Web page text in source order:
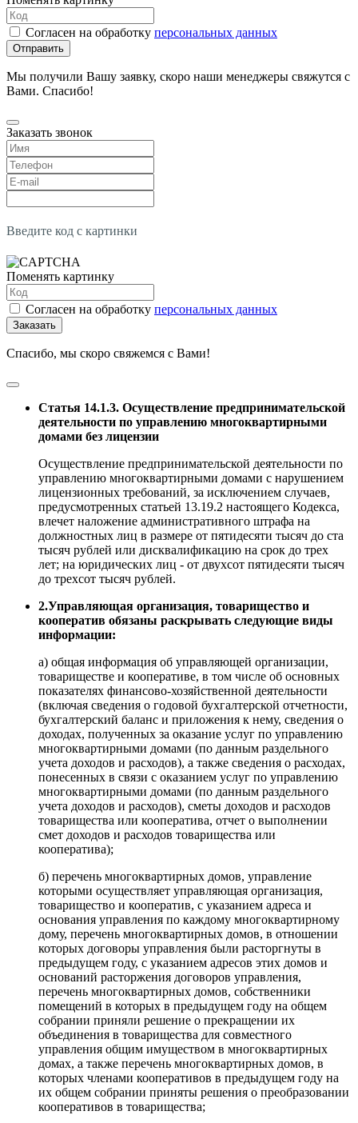
Согласен на обработку персональных данных
Отправить
Мы получили Вашу заявку, скоро наши менеджеры свяжутся с
Вами. Спасибо!
Заказать звонок
Введите код с картинки
Поменять картинку
Согласен на обработку персональных данных
Заказать
Спасибо, мы скоро свяжемся с Вами!
Статья 14.1.3. Осуществление предпринимательской
деятельности по управлению многоквартирными
домами без лицензии
Осуществление предпринимательской деятельности по
управлению многоквартирными домами с нарушением
лицензионных требований, за исключением случаев,
предусмотренных статьей 13.19.2 настоящего Кодекса,
влечет наложение административного штрафа на
должностных лиц в размере от пятидесяти тысяч до ста
тысяч рублей или дисквалификацию на срок до трех
лет; на юридических лиц - от двухсот пятидесяти тысяч
до трехсот тысяч рублей.
2.Управляющая организация, товарищество и
кооператив обязаны раскрывать следующие виды
информации:
а) общая информация об управляющей организации,
товариществе и кооперативе, в том числе об основных
показателях финансово-хозяйственной деятельности
(включая сведения о годовой бухгалтерской отчетности,
бухгалтерский баланс и приложения к нему, сведения о
доходах, полученных за оказание услуг по управлению
многоквартирными домами (по данным раздельного
учета доходов и расходов), а также сведения о расходах,
понесенных в связи с оказанием услуг по управлению
многоквартирными домами (по данным раздельного
учета доходов и расходов), сметы доходов и расходов
товарищества или кооператива, отчет о выполнении
смет доходов и расходов товарищества или
кооператива);
б) перечень многоквартирных домов, управление
которыми осуществляет управляющая организация,
товарищество и кооператив, с указанием адреса и
основания управления по каждому многоквартирному
дому, перечень многоквартирных домов, в отношении
которых договоры управления были расторгнуты в
предыдущем году, с указанием адресов этих домов и
оснований расторжения договоров управления,
перечень многоквартирных домов, собственники
помещений в которых в предыдущем году на общем
собрании приняли решение о прекращении их
объединения в товарищества для совместного
управления общим имуществом в многоквартирных
домах, а также перечень многоквартирных домов, в
которых членами кооперативов в предыдущем году на
их общем собрании приняты решения о преобразовании
кооперативов в товарищества;